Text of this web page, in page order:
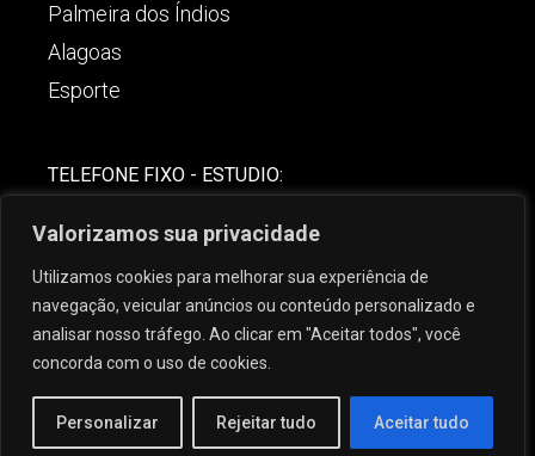
Valorizamos sua privacidade
Utilizamos cookies para melhorar sua experiência de
navegação, veicular anúncios ou conteúdo personalizado e
analisar nosso tráfego. Ao clicar em "Aceitar todos", você
concorda com o uso de cookies.
Personalizar Rejeitar tudo Aceitar tudo
Palmeira dos Índios
Alagoas
Esporte
TELEFONE FIXO - ESTUDIO:
(82) 99621-8806